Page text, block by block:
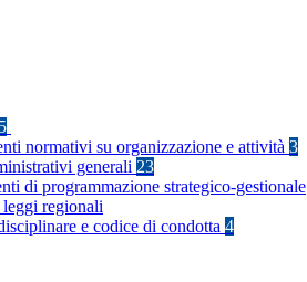
normativi su organizzazione e attività 3
generali 23
di programmazione strategico-gestionale
leggi regionali
e codice di condotta 4